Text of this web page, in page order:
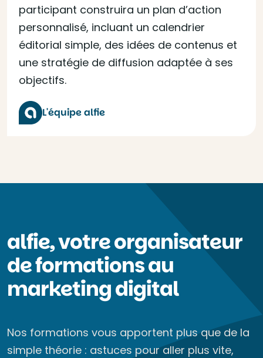
participant construira un plan d’action
personnalisé, incluant un calendrier
éditorial simple, des idées de contenus et
une stratégie de diffusion adaptée à ses
objectifs.
L'équipe alfie
alfie, votre organisateur
de formations au
marketing digital
Nos formations vous apportent plus que de la
simple théorie : astuces pour aller plus vite,